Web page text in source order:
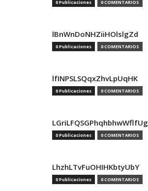
0 Publicaciones 0 COMENTARIOS
lBnWnDoNHZiiHOlslgZd
0 Publicaciones 0 COMENTARIOS
lfINPSLSQqxZhvLpUqHK
0 Publicaciones 0 COMENTARIOS
LGriLFQSGPhqhbhwWflfUg
0 Publicaciones 0 COMENTARIOS
LhzhLTvFuOHIHKbtyUbY
0 Publicaciones 0 COMENTARIOS